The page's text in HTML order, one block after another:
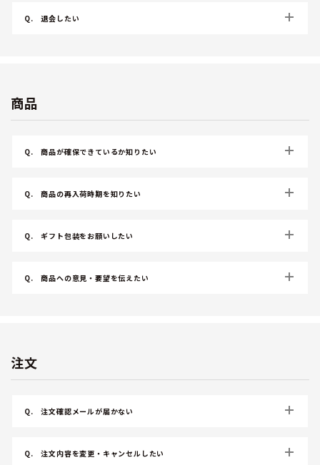
Q. 退会したい
商品
Q. 商品が確保できているか知りたい
Q. 商品の再入荷時期を知りたい
Q. ギフト包装をお願いしたい
Q. 商品への意見・要望を伝えたい
注文
Q. 注文確認メールが届かない
Q. 注文内容を変更・キャンセルしたい